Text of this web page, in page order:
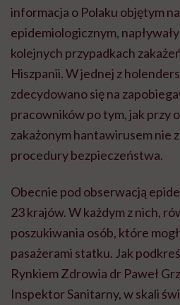
informacja o Polaku objętym
epidemiologicznym,
kolejnych przypadkach
Hiszpanii. W jednej z
zdecydowano się na
pracowników po tym, jak przy
zakażonym hantawirusem nie
procedury bezpieczeństwa.
Obecnie pod obserwacją
23 krajów. W każdym z nich,
poszukiwania osób, które
pasażerami statku. Jak
Rynkiem Zdrowia dr Paweł
Inspektor Sanitarny, w skali